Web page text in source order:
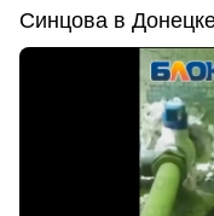
Синцова в